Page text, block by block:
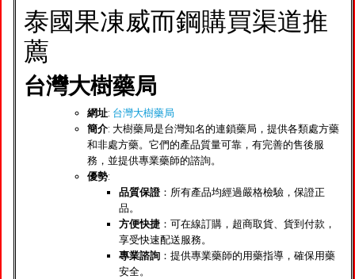
泰國果凍威而鋼購買渠道推
薦
台灣大樹藥局
網址: 台灣大樹藥局
簡介: 大樹藥局是台灣知名的連鎖藥局，提供各類處方藥
和非處方藥。它們的產品質量可靠，有完善的售後服
務，並提供專業藥師的諮詢。
優勢:
品質保證 ：所有產品均經過嚴格檢驗，保證正
品。
方便快捷 ：可在線訂購，超商取貨、貨到付款，
享受快速配送服務。
專業諮詢 ：提供專業藥師的用藥指導，確保用藥
安全。